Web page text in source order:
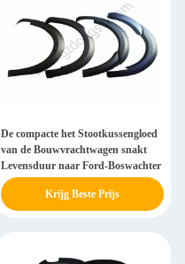
De compacte het Stootkussengloed
van de Bouwvrachtwagen snakt
Levensduur naar Ford-Boswachter
Krijg Beste Prijs